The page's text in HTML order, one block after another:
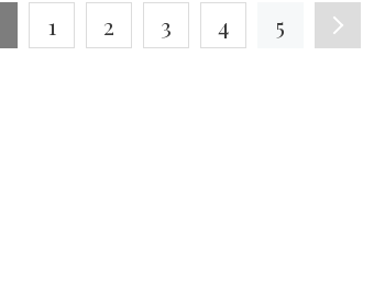
1 2 3 4 5